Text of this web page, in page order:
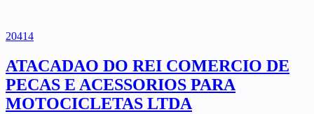
20414
ATACADAO DO REI COMERCIO DE
PECAS E ACESSORIOS PARA
MOTOCICLETAS LTDA